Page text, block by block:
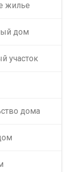
жилье
дом
участок
дома